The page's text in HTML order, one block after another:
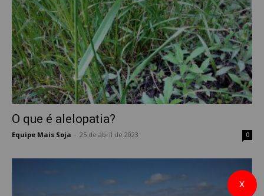
O que é alelopatia?
Equipe Mais Soja 25 de abril de 2023 0
X